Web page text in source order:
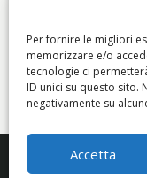
Per fornire le migliori
memorizzare e/o
tecnologie ci
ID unici su questo sito.
negativamente su
Accetta